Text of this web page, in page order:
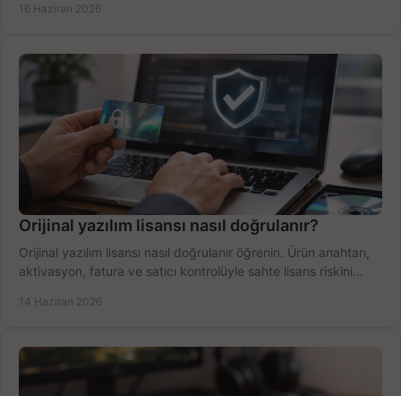
16 Haziran 2026
Orijinal yazılım lisansı nasıl doğrulanır?
Orijinal yazılım lisansı nasıl doğrulanır öğrenin. Ürün anahtarı,
aktivasyon, fatura ve satıcı kontrolüyle sahte lisans riskini
14 Haziran 2026